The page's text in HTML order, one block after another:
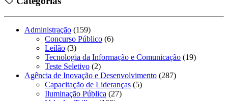
Administração (159)
Concurso Público (6)
Leilão (3)
Tecnologia da Informação e Comunicação (19)
Teste Seletivo (2)
Agência de Inovação e Desenvolvimento (287)
Capacitação de Lideranças (5)
Iluminação Pública (27)